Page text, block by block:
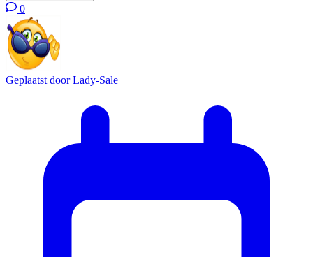
0
Geplaatst doorLady-Sale